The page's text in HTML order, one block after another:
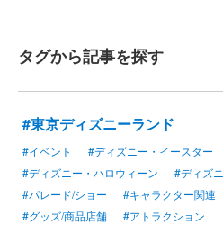
タグから記事を探す
#東京ディズニーランド
#イベント #ディズニー・イースター
#ディズニー・ハロウィーン
#ディズ
#パレード/ショー
#キャラクター関連
#グッズ/商品店舗
#アトラクション